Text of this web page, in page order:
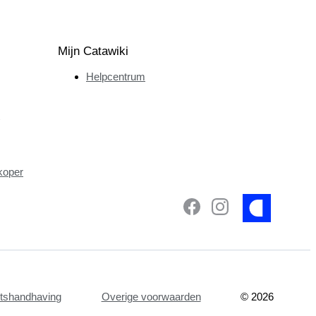
Mijn Catawiki
Helpcentrum
Overige voorwaarden © 2026